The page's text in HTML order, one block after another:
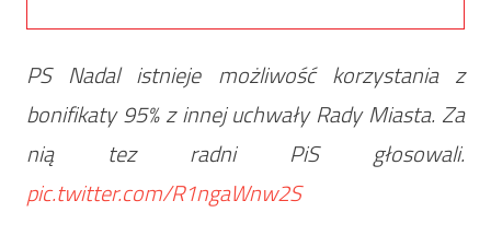
PS Nadal istnieje możliwość korzystania z
bonifikaty 95% z innej uchwały Rady Miasta. Za
nią tez radni PiS głosowali.
pic.twitter.com/R1ngaWnw2S